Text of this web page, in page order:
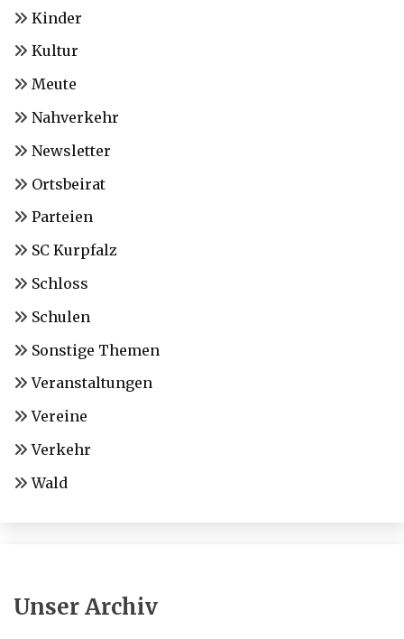
Kinder
Kultur
Meute
Nahverkehr
Newsletter
Ortsbeirat
Parteien
SC Kurpfalz
Schloss
Schulen
Sonstige Themen
Veranstaltungen
Vereine
Verkehr
Wald
Unser Archiv